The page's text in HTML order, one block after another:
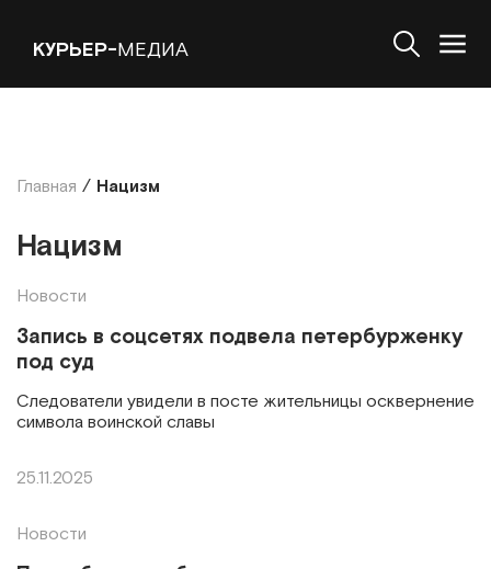
КУРЬЕР-МЕДИА
Главная / Нацизм
Нацизм
Новости
Запись в соцсетях подвела петербурженку
под суд
Следователи увидели в посте жительницы осквернение
символа воинской славы
25.11.2025
Новости